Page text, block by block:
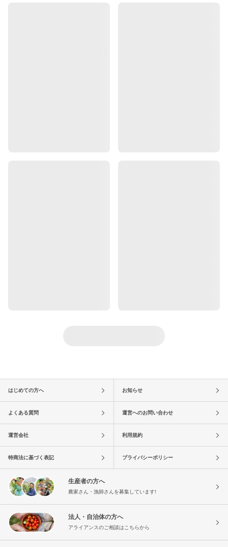
はじめての方へ お知らせ
よくある質問 運営へのお問い合わせ
運営会社 利用規約
特商法に基づく表記 プライバシーポリシー
生産者の方へ
農家さん・漁師さんを募集しています!
法人・自治体の方へ
アライアンスのご相談はこちらから